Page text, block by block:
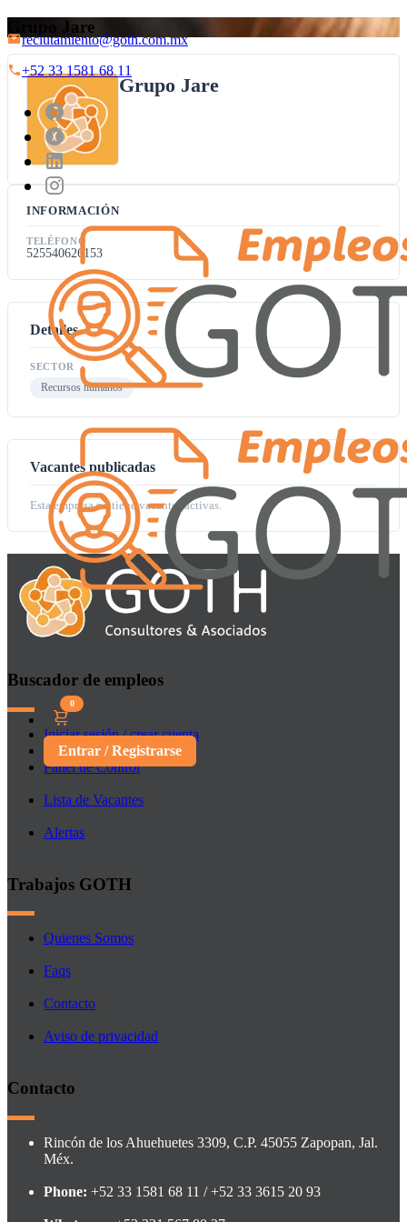
reclutamiento@goth.com.mx
+52 33 1581 68 11
0
Entrar / Registrarse
Grupo Jare
Detalles
SECTOR
Recursos humanos
Vacantes publicadas
Esta empresa no tiene vacantes activas.
Grupo Jare
INFORMACIÓN
TELÉFONO
525540626153
Buscador de empleos
Iniciar sesión / crear cuenta
Panel de Control
Lista de Vacantes
Alertas
Trabajos GOTH
Quienes Somos
Faqs
Contacto
Aviso de privacidad
Contacto
Rincón de los Ahuehuetes 3309, C.P. 45055 Zapopan, Jal.
Méx.
Phone: +52 33 1581 68 11 / +52 33 3615 20 93